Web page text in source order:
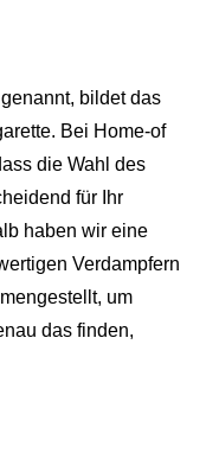
bildet das
Bei Home-of
die Wahl des
für Ihr
haben wir eine
Verdampfern
um
das finden,